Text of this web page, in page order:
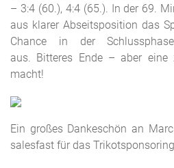
– 3:4 (60.), 4:4 (65.). In der 69.
aus klarer Abseitsposition das
Chance in der
aus. Bitteres Ende – aber eine
macht!
Ein großes Dankeschön an
salesfast für das